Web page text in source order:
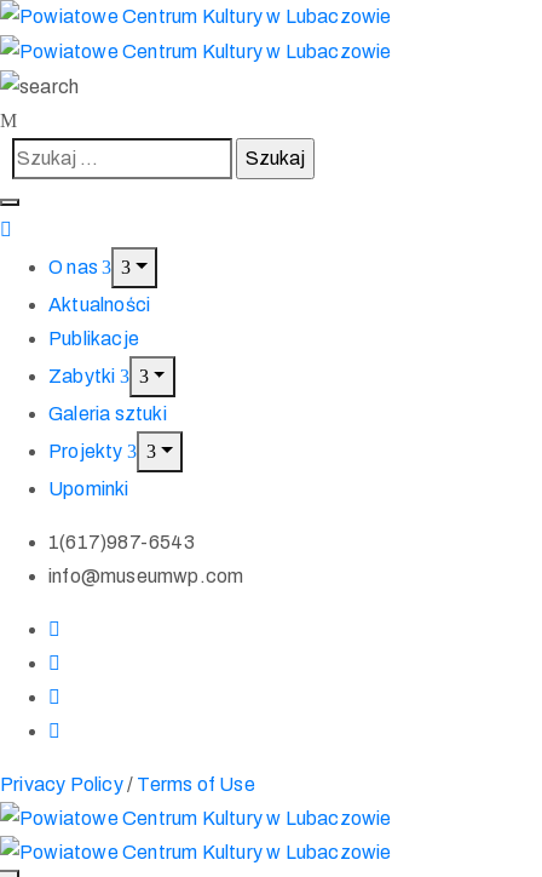
O nas
Aktualności
Publikacje
Zabytki
Galeria sztuki
Projekty
Upominki
1(617)987-6543
info@museumwp.com
Privacy Policy/ Terms of Use